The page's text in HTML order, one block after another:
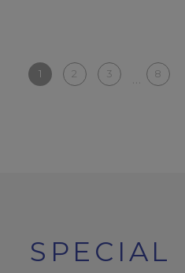
1 2 3 ... 8
SPECIAL